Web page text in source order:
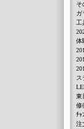
そ
ガ
工
体
ス
東
修
ﾁｬ
注